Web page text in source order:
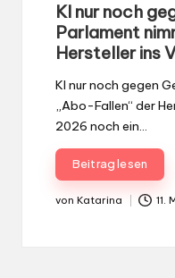
KI nur noch
Parlament
Hersteller ins
KI nur noch gegen
„Abo-Fallen“ der
2026 noch ein…
Beitrag lesen
von Katarina 11.